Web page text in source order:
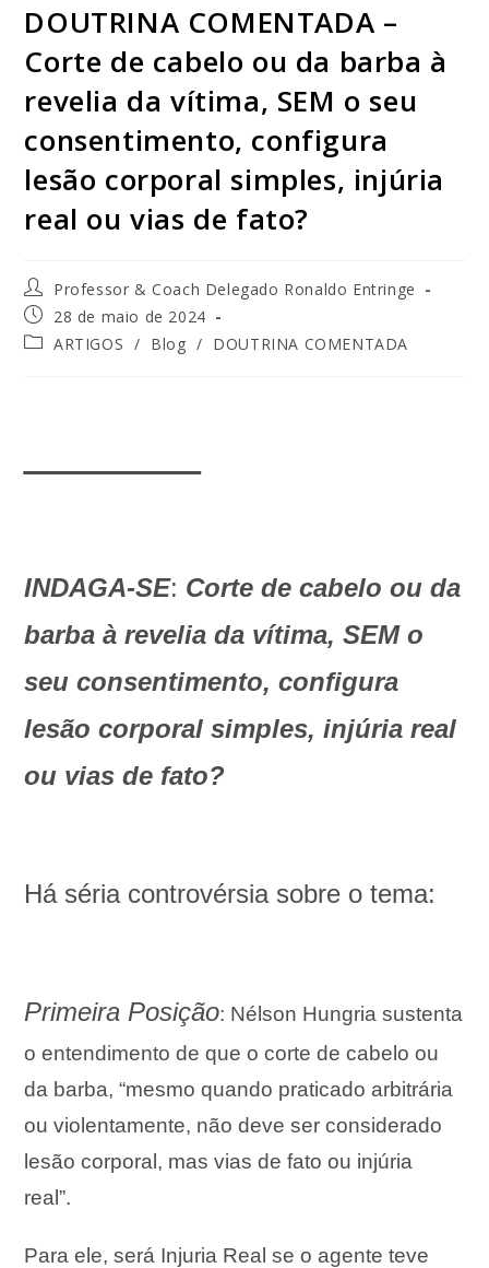
DOUTRINA COMENTADA –
Corte de cabelo ou da barba à
revelia da vítima, SEM o seu
consentimento, configura
lesão corporal simples, injúria
real ou vias de fato?
Professor & Coach Delegado Ronaldo Entringe
28 de maio de 2024
ARTIGOS / Blog / DOUTRINA COMENTADA
INDAGA-SE: Corte de cabelo ou da
barba à revelia da vítima, SEM o
seu consentimento, configura
lesão corporal simples, injúria real
ou vias de fato?
Há séria controvérsia sobre o tema:
Primeira Posição: Nélson Hungria sustenta
o entendimento de que o corte de cabelo ou
da barba, “mesmo quando praticado arbitrária
ou violentamente, não deve ser considerado
lesão corporal, mas vias de fato ou injúria
real”.
Para ele, será Injuria Real se o agente teve